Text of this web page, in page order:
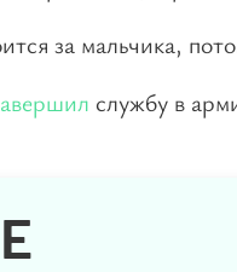
за мальчика,
службу в